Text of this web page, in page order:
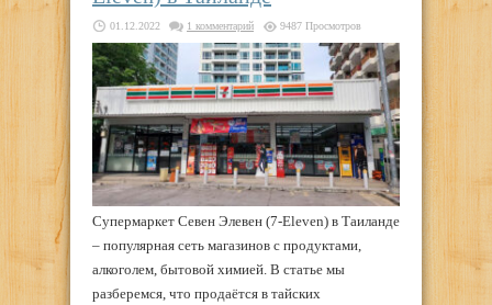
01.12.2022 1 комментарий 9487 Просмотров
Супермаркет Севен Элевен (7-Eleven) в Таиланде
– популярная сеть магазинов с продуктами,
алкоголем, бытовой химией. В статье мы
разберемся, что продаётся в тайских